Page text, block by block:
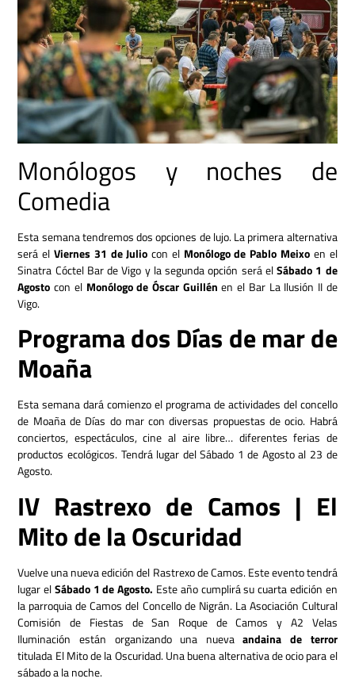
Monólogos y noches de
Comedia
Esta semana tendremos dos opciones de lujo. La primera alternativa
será el Viernes 31 de Julio con el Monólogo de Pablo Meixo en el
Sinatra Cóctel BardeVigo y la segunda opción será elSábado 1 de
Agosto con el Monólogo de Óscar Guillén en el Bar La Ilusión II de
Vigo.
Programa dos Días de mar de
Moaña
Esta semana dará comienzo el programa de actividades del concello
de Moaña de Días do mar con diversas propuestas de ocio. Habrá
conciertos, espectáculos, cine al aire libre… diferentes ferias de
productos ecológicos. Tendrá lugar del Sábado 1 de Agosto al 23 de
Agosto.
IV Rastrexo de Camos | El
Mito de la Oscuridad
Vuelve una nueva edición del Rastrexo de Camos. Este evento tendrá
lugar elSábado 1 de Agosto. Este año cumplirá su cuarta edición en
la parroquia de Camos del Concello de Nigrán. La Asociación Cultural
Comisión de Fiestas de San Roque de Camos y A2 Velas
Iluminación están organizando una nuevaandaina de terror
titulada El Mito de la Oscuridad. Una buena alternativa de ocio para el
sábado a la noche.